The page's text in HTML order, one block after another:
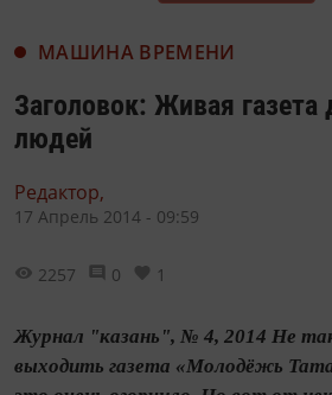
МАШИНА ВРЕМЕНИ
Заголовок: Живая
людей
Редактор,
17 Апрель 2014 - 09:59
2257 0 1
Журнал "казань", № 4, 2014 Не
выходить газета «Молодёжь